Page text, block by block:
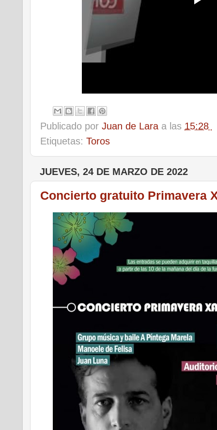
Publicado por Juan de Lara a las 15:28
Etiquetas: Toros
JUEVES, 24 DE MARZO DE 2022
Concierto gratuito Primavera